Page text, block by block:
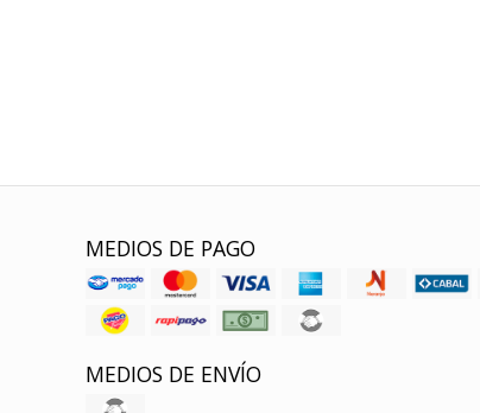
MEDIOS DE PAGO
MEDIOS DE ENVÍO